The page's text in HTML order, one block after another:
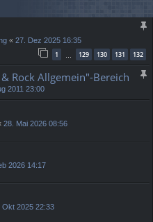
« 27. Dez 2025 16:35
1 129 130 131 132
Rock Allgemein"-Bereich
2011 23:00
28. Mai 2026 08:56
2026 14:17
Okt 2025 22:33